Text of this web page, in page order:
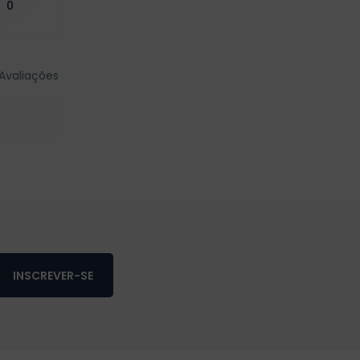
0
INSCREVER-SE